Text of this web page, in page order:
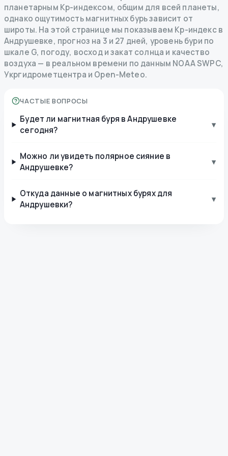
планетарным Kp-индексом, общим для всей планеты,
однако ощутимость магнитных бурь зависит от
широты. На этой странице мы показываем Kp-индекс в
Андрушевке, прогноз на 3 и 27 дней, уровень бури по
шкале G, погоду, восход и закат солнца и качество
воздуха — в реальном времени по данным NOAA SWPC,
Укргидрометцентра и Open-Meteo.
ЧАСТЫЕ ВОПРОСЫ
Будет ли магнитная буря в Андрушевке
сегодня?
▾
Можно ли увидеть полярное сияние в
Андрушевке?
▾
Откуда данные о магнитных бурях для
Андрушевки?
▾